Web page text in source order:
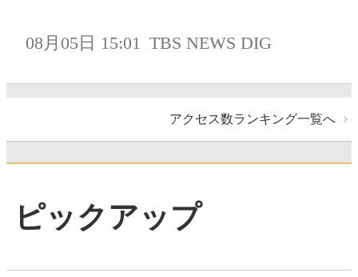
08月05日 15:01 TBS NEWS DIG
アクセス数ランキング一覧へ
ピックアップ